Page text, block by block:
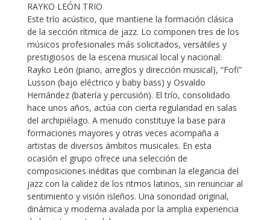
RAYKO LEÓN TRIO
Este trío acústico, que mantiene la formación clásica
de la sección rítmica de jazz. Lo componen tres de los
músicos profesionales más solicitados, versátiles y
prestigiosos de la escena musical local y nacional:
Rayko León (piano, arreglos y dirección musical), “Fofi”
Lusson (bajo eléctrico y baby bass) y Osvaldo
Hernández (batería y percusión). El trío, consolidado
hace unos años, actúa con cierta regularidad en salas
del archipiélago. A menudo constituye la base para
formaciones mayores y otras veces acompaña a
artistas de diversos ámbitos musicales. En esta
ocasión el grupo ofrece una selección de
composiciones inéditas que combinan la elegancia del
jazz con la calidez de los ritmos latinos, sin renunciar al
sentimiento y visión isleños. Una sonoridad original,
dinámica y moderna avalada por la amplia experiencia